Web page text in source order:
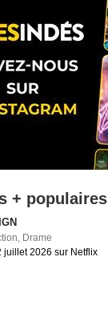
+ populaires
, Drame
juillet 2026 sur Netflix